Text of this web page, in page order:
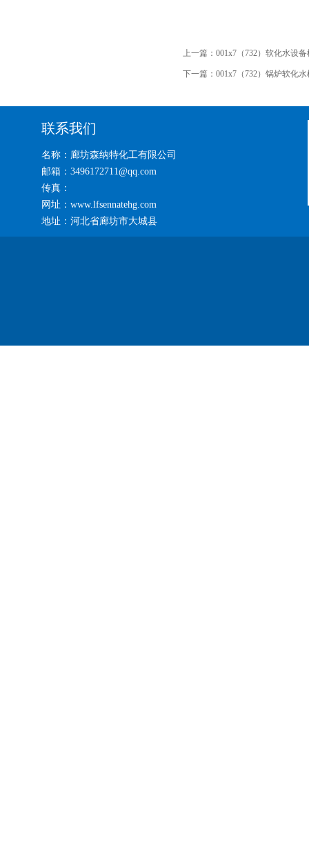
上一篇： 001x7（732）软化水设
下一篇： 001x7（732）锅炉软化
联系我们
名称：廊坊森纳特化工有限公司
邮箱：3496172711@qq.com
传真：
网址：www.lfsennatehg.com
地址：河北省廊坊市大城县